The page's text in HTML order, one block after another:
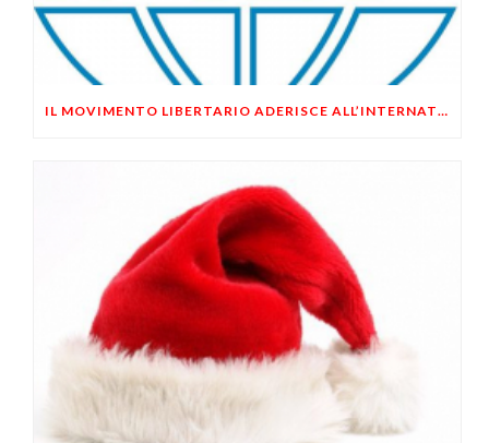
IL MOVIMENTO LIBERTARIO ADERISCE ALL’INTERNATIONAL ALLIANCE OF LIBERTARIAN PARTIES (IALP)